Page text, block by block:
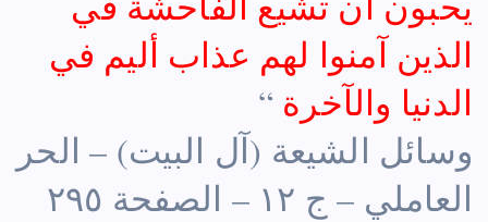
الذين آمنوا لهم عذاب أليم في
الدنيا والآخرة “
وسائل الشيعة (آل البيت) – الحر
العاملي – ج ١٢ – الصفحة ٢٩٥